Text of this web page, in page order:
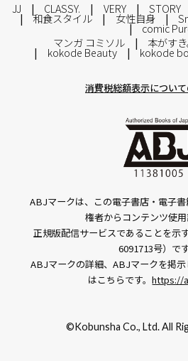
JJ CLASSY. VERY STORY
和食スタイル 女性自身
comic
マンガ コミソル
本がすき
kokode Beauty kokode
消費税総額表示につい
ABJマークは、この電子書店・電子
権者からコンテンツ使
正規版配信サービスであることを示
6091713号）です
ABJマークの詳細、ABJマークを掲
はこちらです。https://
©Kobunsha Co., Ltd. All